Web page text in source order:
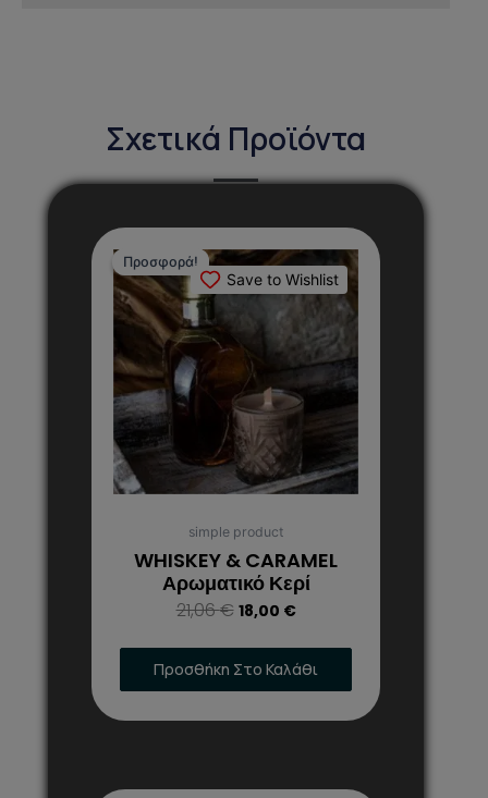
Σχετικά Προϊόντα
Προσφορά!
Save to Wishlist
Προσφορά!
simple product
WHISKEY & CARAMEL
Αρωματικό Κερί
21,06€
price
was:
18,00 €
τρέχουσα
τιμή
είναι:
18,00 €.
Προσθήκη Στο Καλάθι